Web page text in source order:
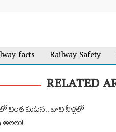
facts Railway Safety
RELATED
వింత ఘటన.. బావి నీళ్లలో
అలలు!